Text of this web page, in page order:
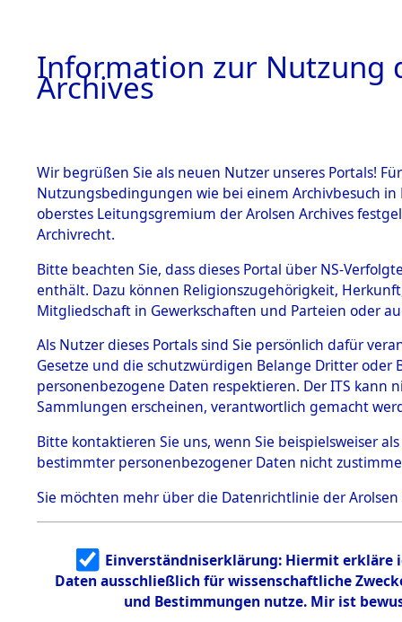
BESTÄNDE
1.
mente
5. Verschiedenes
5.3
Todesmärsche
5.3.1 Alliierte
Erhebungen
zu
Todesmärsch
en
5.3.2
Identifizierun
g
5.3.3
Todesmärsch
und
0077
Information zur Nutzung
Archives
Wir begrüßen Sie als neuen Nutzer unseres Portals!
Nutzungsbedingungen wie bei einem Archivbesuch
oberstes Leitungsgremium der Arolsen Archives
Archivrecht.
Bitte beachten Sie, dass dieses Portal über NS-
enthält. Dazu können Religionszugehörigkeit,
Mitgliedschaft in Gewerkschaften und Parteien oder
Als Nutzer dieses Portals sind Sie persönlich dafür
Gesetze und die schutzwürdigen Belange Dritter
personenbezogene Daten respektieren. Der ITS
Sammlungen erscheinen, verantwortlich gemacht
Bitte kontaktieren Sie uns, wenn Sie beispielsweiser
bestimmter personenbezogener Daten nicht
Sie möchten mehr über die Datenrichtlinie der Arolsen
Einverständniserklärung: Hiermit erkläre
Daten ausschließlich für wissenschaftliche
und Bestimmungen nutze. Mir ist